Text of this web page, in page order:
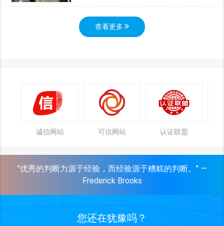
查看更多
诚信网站 可信网站 认证联盟
"优秀的判断力源于经验，而经验源于糟糕的判断。" —
Frederick Brooks
您还在犹豫吗？